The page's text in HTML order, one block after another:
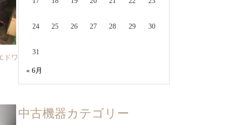
ドワ
24 25 26 27 28 29 30
31
« 6月
中古機器カテゴリー